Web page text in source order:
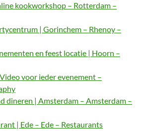
kookworkshop – Rotterdam –
| Gorinchem – Rhenoy –
en feest locatie | Hoorn –
voor ieder evenement –
dineren | Amsterdam – Amsterdam –
| Ede – Ede – Restaurants